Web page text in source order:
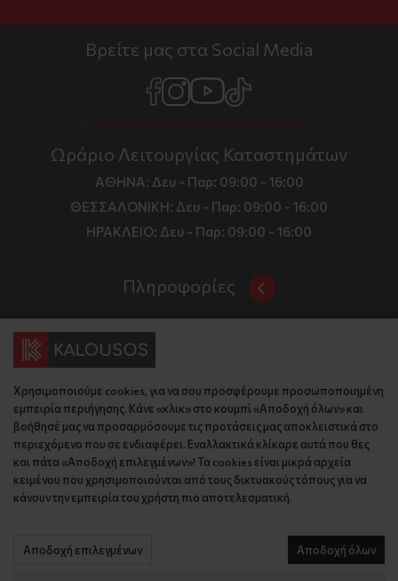
Βρείτε μας στα Social Media
Ωράριο Λειτουργίας Καταστημάτων
ΑΘΗΝΑ: Δευ - Παρ: 09:00 - 16:00
ΘΕΣΣΑΛΟΝΙΚΗ: Δευ - Παρ: 09:00 - 16:00
ΗΡΑΚΛΕΙΟ: Δευ - Παρ: 09:00 - 16:00
Πληροφορίες
Όροι και Προϋποθέσεις
Τιμές, Τρόποι Αποστολής και Πληρωμής
Πολιτική Απορρήτου
Κώδικας Δεοντολογίας
Εταιρικό Προφίλ
KLoop - Loyalty Program
Become a Brand Ambassador
Επικοινωνία
Επικοινωνία
Διεύθυνση
Έδρα: Γράμμου 29, 18345 , Μοσχάτο Αττική
Θεσ/νίκη: Λυσάνδρου 8, 54642, Θεσσαλονίκη
Κρήτη: Θερίσου 52, 71305, Ηράκλειο
Βρείτε μας στον χάρτη
Τηλέφωνο:
Έδρα: 210 775 2048
© 2026 kalousos.gr All Rights Reserved.
Χρησιμοποιούμε cookies, για να σου προσφέρουμε προσωποποιημένη
εμπειρία περιήγησης. Κάνε «κλικ» στο κουμπί «Αποδοχή όλων» και
βοήθησέ μας να προσαρμόσουμε τις προτάσεις μας αποκλειστικά στο
περιεχόμενο που σε ενδιαφέρει. Εναλλακτικά κλίκαρε αυτά που θες
και πάτα «Αποδοχή επιλεγμένων»! Τα cookies είναι μικρά αρχεία
κειμένου που χρησιμοποιούνται από τους δικτυακούς τόπους για να
κάνουν την εμπειρία του χρήστη πιο αποτελεσματική.
Αποδοχή επιλεγμένων Αποδοχή όλων